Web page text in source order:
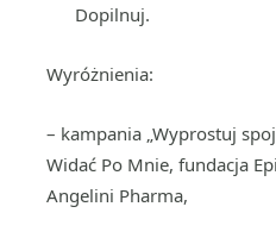
Dopilnuj.
Wyróżnienia:
– kampania „Wyprostuj
Widać Po Mnie, fundacja
Angelini Pharma,